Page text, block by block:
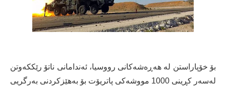
بۆ خۆپاراستن لە هەڕەشەکانی رووسیا، ئەندامانی ناتۆ رێککەوتن
لەسەر کڕینی 1000 مووشەکی پاتریۆت بۆ بەهێزکردنی بەرگریی